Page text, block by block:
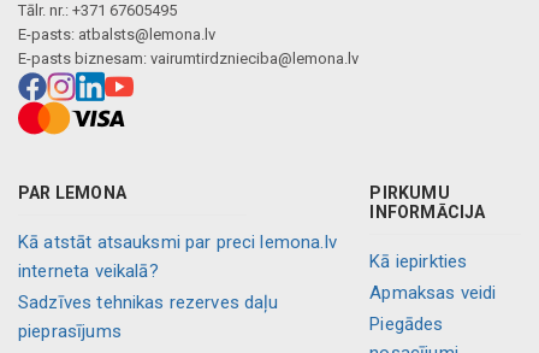
Tālr. nr.: +371 67605495
E-pasts: atbalsts@lemona.lv
E-pasts biznesam: vairumtirdznieciba@lemona.lv
PAR LEMONA
Kā atstāt atsauksmi par preci lemona.lv
interneta veikalā?
Sadzīves tehnikas rezerves daļu
pieprasījums
PIRKUMU
INFORMĀCIJA
Kā iepirkties
Apmaksas veidi
Piegādes